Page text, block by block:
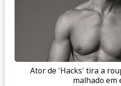
Ator de 'Hacks' tira a
malhado em